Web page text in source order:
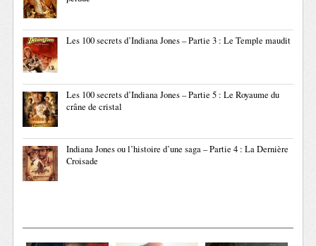
Les 100 secrets d’Indiana Jones – Partie 3 : Le Temple maudit
Les 100 secrets d’Indiana Jones – Partie 5 : Le Royaume du
crâne de cristal
Indiana Jones ou l’histoire d’une saga – Partie 4 : La Dernière
Croisade